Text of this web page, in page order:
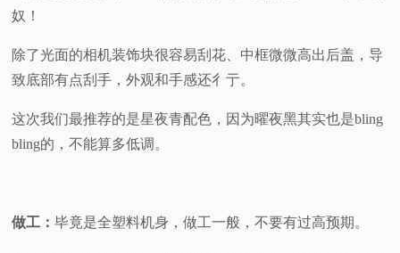
奴！
除了光面的相机装饰块很容易刮花、中框微微高出后盖，导
致底部有点刮手，外观和手感还彳亍。
这次我们最推荐的是星夜青配色，因为曜夜黑其实也是bling
bling的，不能算多低调。
做工：毕竟是全塑料机身，做工一般，不要有过高预期。